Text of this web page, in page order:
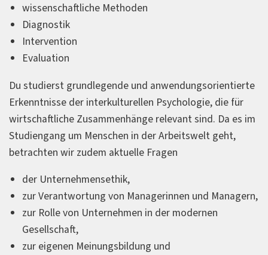
wissenschaftliche Methoden
Diagnostik
Intervention
Evaluation
Du studierst grundlegende und anwendungsorientierte
Erkenntnisse der interkulturellen Psychologie, die für
wirtschaftliche Zusammenhänge relevant sind. Da es im
Studiengang um Menschen in der Arbeitswelt geht,
betrachten wir zudem aktuelle Fragen
der Unternehmensethik,
zur Verantwortung von Managerinnen und Managern,
zur Rolle von Unternehmen in der modernen
Gesellschaft,
zur eigenen Meinungsbildung und